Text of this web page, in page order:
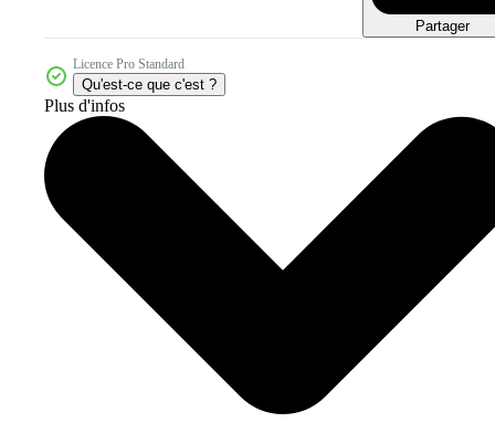
Partager
Licence Pro Standard
Qu'est-ce que c'est ?
Plus d'infos